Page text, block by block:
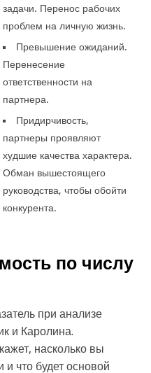
задачи. Перенос рабочих
проблем на личную жизнь.
Превышение ожиданий.
Перенесение
ответственности на
партнера.
Придирчивость,
партнеры проявляют
худшие качества характера.
Обман вышестоящего
руководства, чтобы обойти
конкурента.
по числу
при анализе
и Каролина.
насколько вы
и что будет основой